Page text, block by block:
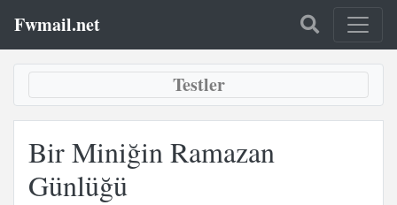
Fwmail.net
Testler
Bir Miniğin Ramazan
Günlüğü